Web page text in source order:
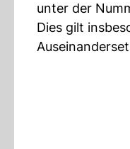
unter der
Dies gilt